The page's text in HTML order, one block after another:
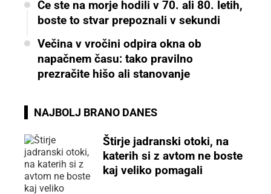
Če ste na morje hodili v 70. ali 80. letih,
boste to stvar prepoznali v sekundi
Večina v vročini odpira okna ob
napačnem času: tako pravilno
prezračite hišo ali stanovanje
NAJBOLJ BRANO DANES
Štirje jadranski otoki, na
katerih si z avtom ne boste
kaj veliko pomagali